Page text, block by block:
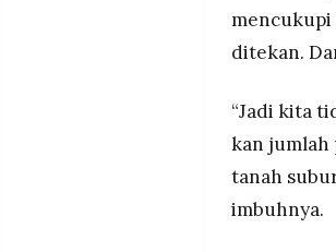
mencukupi
ditekan.
“Jadi kita
kan jumlah
tanah
imbuhnya.